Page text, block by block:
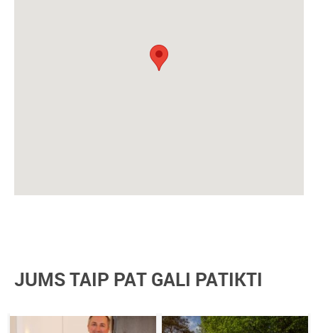
JUMS TAIP PAT GALI PATIKTI